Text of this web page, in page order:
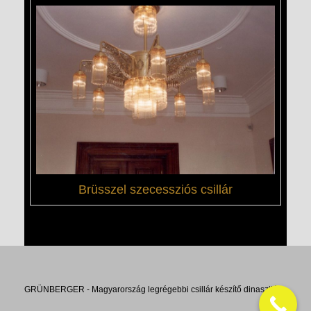
Brüsszel szecessziós csillár
GRÜNBERGER - Magyarország legrégebbi csillár készítő dinasztiája.